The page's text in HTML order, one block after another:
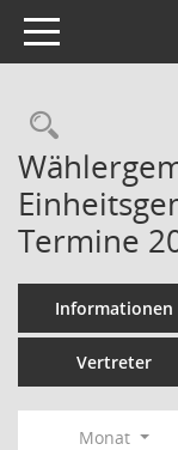
Toggle navigation
Termine
Informationen
Vertreter
Monat